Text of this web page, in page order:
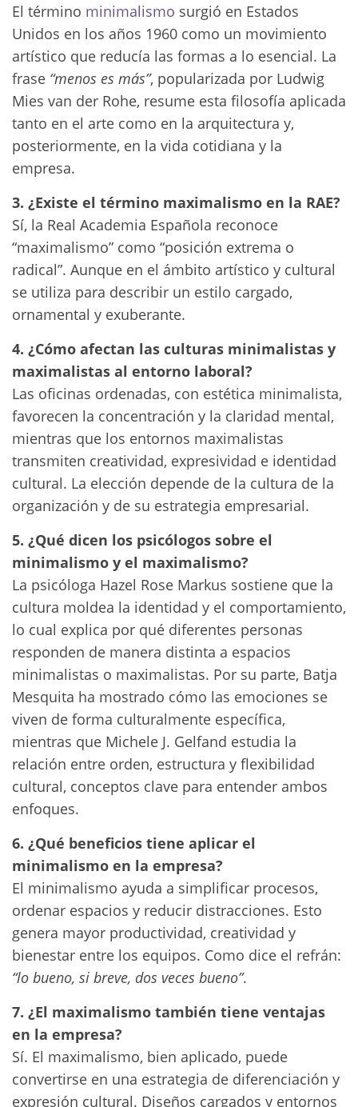
El término minimalismo surgió en Estados
Unidos en los años 1960 como un movimiento
artístico que reducía las formas a lo esencial. La
frase “menos es más”, popularizada por Ludwig
Mies van der Rohe, resume esta filosofía aplicada
tanto en el arte como en la arquitectura y,
posteriormente, en la vida cotidiana y la
empresa.
3. ¿Existe el término maximalismo en la RAE?
Sí, la Real Academia Española reconoce
“maximalismo” como “posición extrema o
radical”. Aunque en el ámbito artístico y cultural
se utiliza para describir un estilo cargado,
ornamental y exuberante.
4. ¿Cómo afectan las culturas minimalistas y
maximalistas al entorno laboral?
Las oficinas ordenadas, con estética minimalista,
favorecen la concentración y la claridad mental,
mientras que los entornos maximalistas
transmiten creatividad, expresividad e identidad
cultural. La elección depende de la cultura de la
organización y de su estrategia empresarial.
5. ¿Qué dicen los psicólogos sobre el
minimalismo y el maximalismo?
La psicóloga Hazel Rose Markus sostiene que la
cultura moldea la identidad y el comportamiento,
lo cual explica por qué diferentes personas
responden de manera distinta a espacios
minimalistas o maximalistas. Por su parte, Batja
Mesquita ha mostrado cómo las emociones se
viven de forma culturalmente específica,
mientras que Michele J. Gelfand estudia la
relación entre orden, estructura y flexibilidad
cultural, conceptos clave para entender ambos
enfoques.
6. ¿Qué beneficios tiene aplicar el
minimalismo en la empresa?
El minimalismo ayuda a simplificar procesos,
ordenar espacios y reducir distracciones. Esto
genera mayor productividad, creatividad y
bienestar entre los equipos. Como dice el refrán:
“lo bueno, si breve, dos veces bueno”.
7. ¿El maximalismo también tiene ventajas
en la empresa?
Sí. El maximalismo, bien aplicado, puede
convertirse en una estrategia de diferenciación y
expresión cultural. Diseños cargados y entornos